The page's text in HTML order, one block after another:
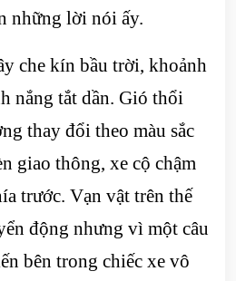
những lời nói ấy.
che kín bầu trời, khoảnh
nắng tắt dần. Gió thổi
thay đổi theo màu sắc
giao thông, xe cộ chậm
trước. Vạn vật trên thế
động nhưng vì một câu
bên trong chiếc xe vô